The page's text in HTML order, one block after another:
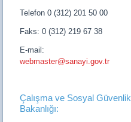
Telefon 0 (312) 201 50 00
Faks: 0 (312) 219 67 38
E-mail:
webmaster@sanayi.gov.tr
Çalışma ve Sosyal Güvenlik
Bakanlığı: